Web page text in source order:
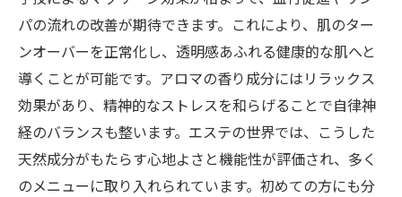
パの流れの改善が期待できます。これにより、肌のター
ンオーバーを正常化し、透明感あふれる健康的な肌へと
導くことが可能です。アロマの香り成分にはリラックス
効果があり、精神的なストレスを和らげることで自律神
経のバランスも整います。エステの世界では、こうした
天然成分がもたらす心地よさと機能性が評価され、多く
のメニューに取り入れられています。初めての方にも分